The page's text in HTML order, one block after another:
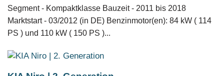
Segment - Kompaktklasse Bauzeit - 2011 bis 2018
Marktstart - 03/2012 (in DE) Benzinmotor(en): 84 kW ( 114
PS ) und 110 kW ( 150 PS )...